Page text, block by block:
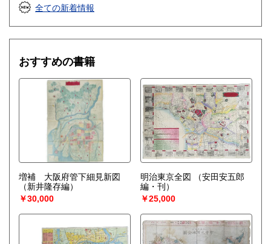
全ての新着情報
おすすめの書籍
増補 大阪府管下細見新図
（新井隆存編）
￥30,000
明治東京全図
（安田安五郎
編・刊）
￥25,000